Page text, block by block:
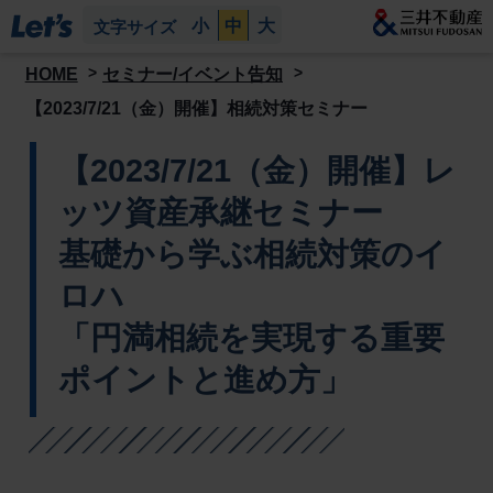
文字サイズ 小 中 大
HOME
セミナー/イベント告知
【2023/7/21（金）開催】相続対策セミナー
【2023/7/21（金）開催】レ
ッツ資産承継セミナー
基礎から学ぶ相続対策のイ
ロハ
「円満相続を実現する重要
ポイントと進め方」